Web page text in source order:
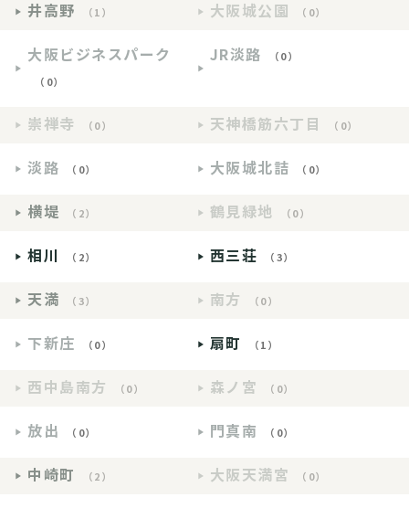
井高野 （1） 大阪城公園 （0）
大阪ビジネスパーク
（0）
JR淡路 （0）
崇禅寺 （0） 天神橋筋六丁目 （0）
淡路 （0） 大阪城北詰 （0）
横堤 （2） 鶴見緑地 （0）
相川 （2） 西三荘 （3）
天満 （3） 南方 （0）
下新庄 （0） 扇町 （1）
西中島南方 （0） 森ノ宮 （0）
放出 （0） 門真南 （0）
中崎町 （2） 大阪天満宮 （0）